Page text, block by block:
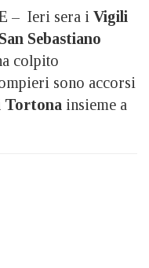
– Ieri sera i Vigili
San Sebastiano
colpito
sono accorsi
Tortona insieme a